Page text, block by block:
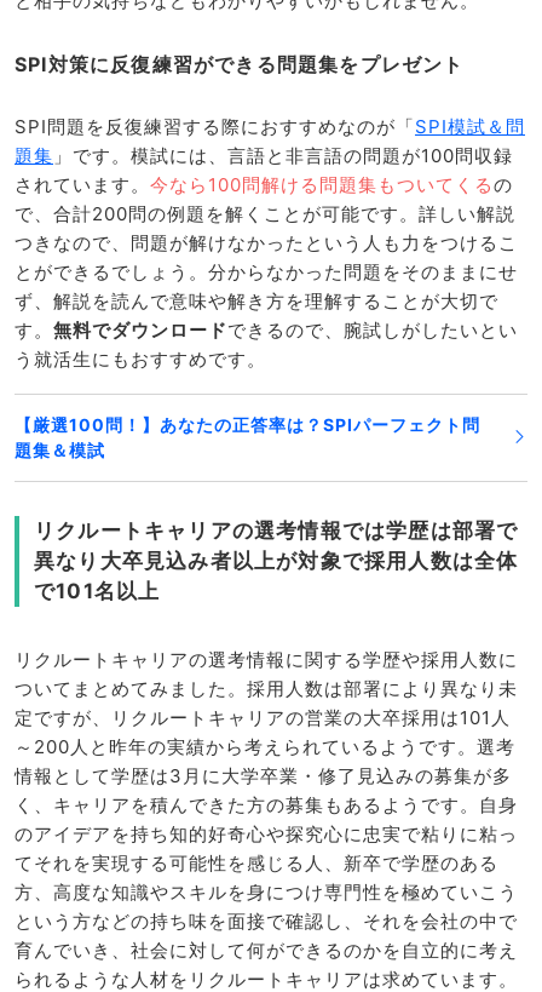
SPI対策に反復練習ができる問題集をプレゼント
SPI問題を反復練習する際におすすめなのが「SPI模試＆問
題集 」です。模試には、言語と非言語の問題が100問収録
されています。 今なら100問解ける問題集もついてくるの
で、合計200問の例題を解くことが可能です。詳しい解説
つきなので、問題が解けなかったという人も力をつけるこ
とができるでしょう。分からなかった問題をそのままにせ
ず、解説を読んで意味や解き方を理解することが大切で
す。 無料でダウンロードできるので、腕試しがしたいとい
う就活生にもおすすめです。
【厳選100問！】あなたの正答率は？SPIパーフェクト問
題集＆模試
リクルートキャリアの選考情報では学歴は部署で
異なり大卒見込み者以上が対象で採用人数は全体
で101名以上
リクルートキャリアの選考情報に関する学歴や採用人数に
ついてまとめてみました。採用人数は部署により異なり未
定ですが、リクルートキャリアの営業の大卒採用は101人
～200人と昨年の実績から考えられているようです。選考
情報として学歴は3月に大学卒業・修了見込みの募集が多
く、キャリアを積んできた方の募集もあるようです。自身
のアイデアを持ち知的好奇心や探究心に忠実で粘りに粘っ
てそれを実現する可能性を感じる人、新卒で学歴のある
方、高度な知識やスキルを身につけ専門性を極めていこう
という方などの持ち味を面接で確認し、それを会社の中で
育んでいき、社会に対して何ができるのかを自立的に考え
られるような人材をリクルートキャリアは求めています。